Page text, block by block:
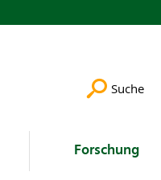
Suche
Forschung